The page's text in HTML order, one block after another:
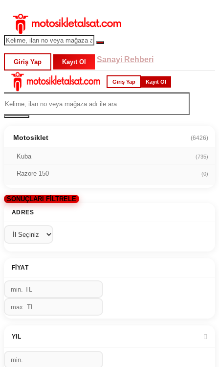
Giriş Yap Kayıt Ol Sanayi Rehberi
Giriş Yap Kayıt Ol
Motosiklet (6426)
Kuba (735)
Razore 150 (0)
SONUÇLARI FİLTRELE
ADRES
FIYAT
YIL